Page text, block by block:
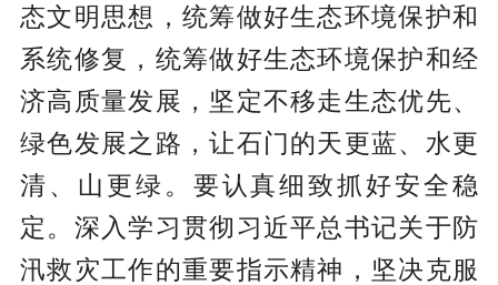
态文明思想，统筹做好生态环境保护和
系统修复，统筹做好生态环境保护和经
济高质量发展，坚定不移走生态优先、
绿色发展之路，让石门的天更蓝、水更
清、山更绿。要认真细致抓好安全稳
定。深入学习贯彻习近平总书记关于防
汛救灾工作的重要指示精神，坚决克服